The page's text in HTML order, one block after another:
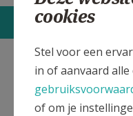
SHOP
ZOEKEN
HULP
STARTPAGINA
Verbergen
Heilig
cookies
Stel voor een
in of aanvaard
of om je